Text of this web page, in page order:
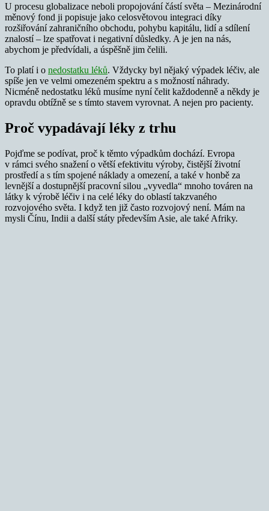
U procesu globalizace neboli propojování částí světa – Mezinárodní
měnový fond ji popisuje jako celosvětovou integraci díky
rozšiřování zahraničního obchodu, pohybu kapitálu, lidí a sdílení
znalostí – lze spatřovat i negativní důsledky. A je jen na nás,
abychom je předvídali, a úspěšně jim čelili.
To platí i o nedostatku léků. Vždycky byl nějaký výpadek léčiv, ale
spíše jen ve velmi omezeném spektru a s možností náhrady.
Nicméně nedostatku léků musíme nyní čelit každodenně a někdy je
opravdu obtížně se s tímto stavem vyrovnat. A nejen pro pacienty.
Proč vypadávají léky z trhu
Pojďme se podívat, proč k těmto výpadkům dochází. Evropa
v rámci svého snažení o větší efektivitu výroby, čistější životní
prostředí a s tím spojené náklady a omezení, a také v honbě za
levnější a dostupnější pracovní silou „vyvedla“ mnoho továren na
látky k výrobě léčiv i na celé léky do oblastí takzvaného
rozvojového světa. I když ten již často rozvojový není. Mám na
mysli Čínu, Indii a další státy především Asie, ale také Afriky.